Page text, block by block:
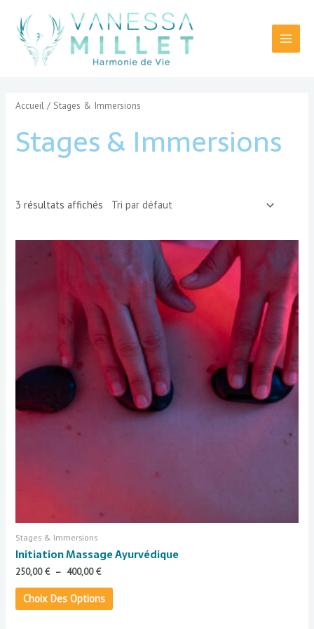
contenu
Menu
Accueil / Stages & Immersions
Stages & Immersions
3 résultats affichés
Stages & Immersions
Initiation Massage Ayurvédique
250,00€ – 400,00€
250,00 €
400,00 €
Choix Des Options
produit
plusieurs
variations.
Les
options
peuvent
être
choisies
sur
la
page